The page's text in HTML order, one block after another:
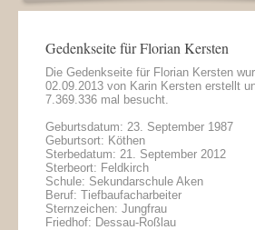
Gedenkseite für Florian Kersten
Die Gedenkseite für Florian Kersten
02.09.2013 von Karin Kersten erstellt
7.369.336 mal besucht.
Geburtsdatum: 23. September 1987
Geburtsort: Köthen
Sterbedatum: 21. September 2012
Sterbeort: Feldkirch
Schule: Sekundarschule Aken
Beruf: Tiefbaufacharbeiter
Sternzeichen: Jungfrau
Friedhof: Dessau-Roßlau